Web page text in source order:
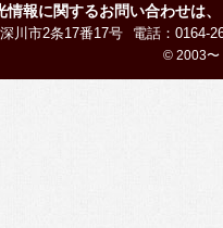
情報に関するお問い合わせは、
川市2条17番17号 電話：0164-
© 2003〜